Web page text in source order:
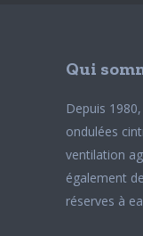
Qui
Depuis
ondulées
ventilation
également
réserves à